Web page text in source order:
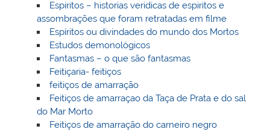
Espiritos – historias veridicas de espiritos e
assombrações que foram retratadas em filme
Espíritos ou divindades do mundo dos Mortos
Estudos demonológicos
Fantasmas – o que são fantasmas
Feitiçaria- feitiços
feitiços de amarração
Feitiços de amarraçao da Taça de Prata e do sal
do Mar Morto
Feitiços de amarração do carneiro negro